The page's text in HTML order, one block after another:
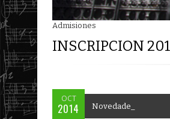
Clínica de Jazz
SCOTT
OCT
2014 Novedade